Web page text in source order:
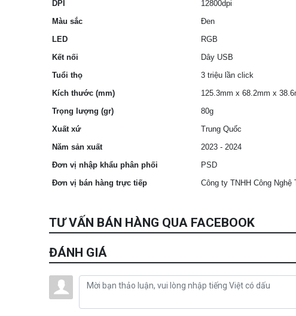
DPI
12800dpi
Màu sắc
Đen
LED
RGB
Kết nối
Dây USB
Tuổi thọ
3 triệu lần click
Kích thước (mm)
125.3mm x 68.2mm x
Trọng lượng (gr)
80g
Xuất xứ
Trung Quốc
Năm sản xuất
2023 - 2024
Đơn vị nhập khẩu phân phối
PSD
Đơn vị bán hàng trực tiếp
Công ty TNHH Công Nghệ
TƯ VẤN BÁN HÀNG QUA FACEBOOK
ĐÁNH GIÁ